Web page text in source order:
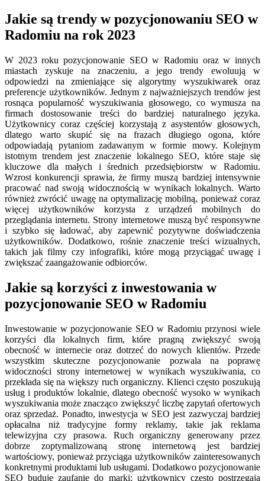
Jakie są trendy w pozycjonowaniu SEO w
Radomiu na rok 2023
W 2023 roku pozycjonowanie SEO w Radomiu oraz w innych
miastach zyskuje na znaczeniu, a jego trendy ewoluują w
odpowiedzi na zmieniające się algorytmy wyszukiwarek oraz
preferencje użytkowników. Jednym z najważniejszych trendów jest
rosnąca popularność wyszukiwania głosowego, co wymusza na
firmach dostosowanie treści do bardziej naturalnego języka.
Użytkownicy coraz częściej korzystają z asystentów głosowych,
dlatego warto skupić się na frazach długiego ogona, które
odpowiadają pytaniom zadawanym w formie mowy. Kolejnym
istotnym trendem jest znaczenie lokalnego SEO, które staje się
kluczowe dla małych i średnich przedsiębiorstw w Radomiu.
Wzrost konkurencji sprawia, że firmy muszą bardziej intensywnie
pracować nad swoją widocznością w wynikach lokalnych. Warto
również zwrócić uwagę na optymalizację mobilną, ponieważ coraz
więcej użytkowników korzysta z urządzeń mobilnych do
przeglądania internetu. Strony internetowe muszą być responsywne
i szybko się ładować, aby zapewnić pozytywne doświadczenia
użytkowników. Dodatkowo, rośnie znaczenie treści wizualnych,
takich jak filmy czy infografiki, które mogą przyciągać uwagę i
zwiększać zaangażowanie odbiorców.
Jakie są korzyści z inwestowania w
pozycjonowanie SEO w Radomiu
Inwestowanie w pozycjonowanie SEO w Radomiu przynosi wiele
korzyści dla lokalnych firm, które pragną zwiększyć swoją
obecność w internecie oraz dotrzeć do nowych klientów. Przede
wszystkim skuteczne pozycjonowanie pozwala na poprawę
widoczności strony internetowej w wynikach wyszukiwania, co
przekłada się na większy ruch organiczny. Klienci często poszukują
usług i produktów lokalnie, dlatego obecność wysoko w wynikach
wyszukiwania może znacząco zwiększyć liczbę zapytań ofertowych
oraz sprzedaż. Ponadto, inwestycja w SEO jest zazwyczaj bardziej
opłacalna niż tradycyjne formy reklamy, takie jak reklama
telewizyjna czy prasowa. Ruch organiczny generowany przez
dobrze zoptymalizowaną stronę internetową jest bardziej
wartościowy, ponieważ przyciąga użytkowników zainteresowanych
konkretnymi produktami lub usługami. Dodatkowo pozycjonowanie
SEO buduje zaufanie do marki; użytkownicy często postrzegają